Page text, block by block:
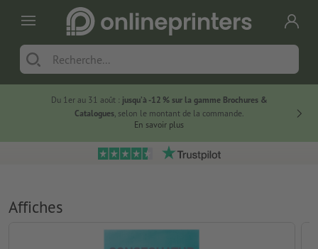
Du 1er au 31 août : jusqu’à -12 % sur la gamme Brochures &
Catalogues, selon le montant de la commande.
En savoir plus
Affiches